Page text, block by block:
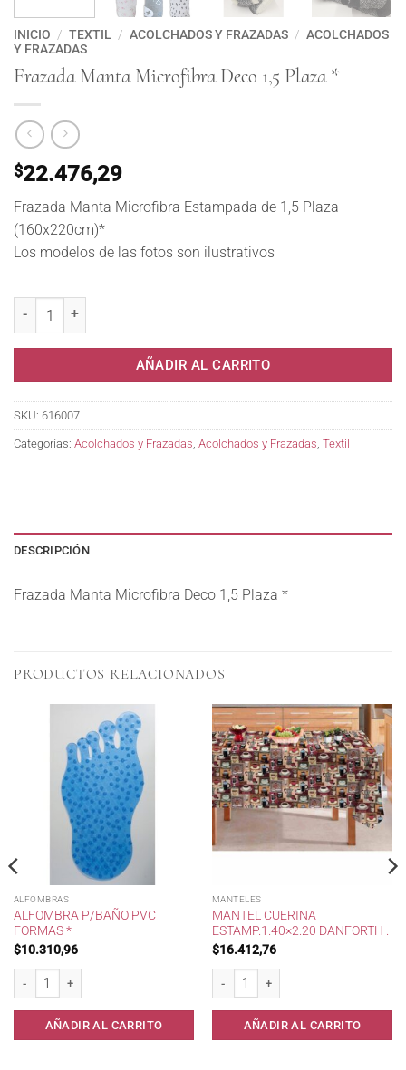
INICIO / TEXTIL / ACOLCHADOS Y FRAZADAS / ACOLCHADOS
Y FRAZADAS
Frazada Manta Microfibra Deco 1,5 Plaza *
$22.476,29
Frazada Manta Microfibra Estampada de 1,5 Plaza
(160x220cm)*
Los modelos de las fotos son ilustrativos
AÑADIR AL CARRITO
SKU: 616007
Categorías: Acolchados y Frazadas Acolchados y Frazadas Textil
DESCRIPCIÓN
Frazada Manta Microfibra Deco 1,5 Plaza *
PRODUCTOS RELACIONADOS
ALFOMBRAS
ALFOMBRA P/BAÑO PVC
FORMAS *
$10.310,96
AÑADIR AL CARRITO
MANTELES
MANTEL CUERINA
ESTAMP.1.40×2.20 DANFORTH .
$16.412,76
AÑADIR AL CARRITO